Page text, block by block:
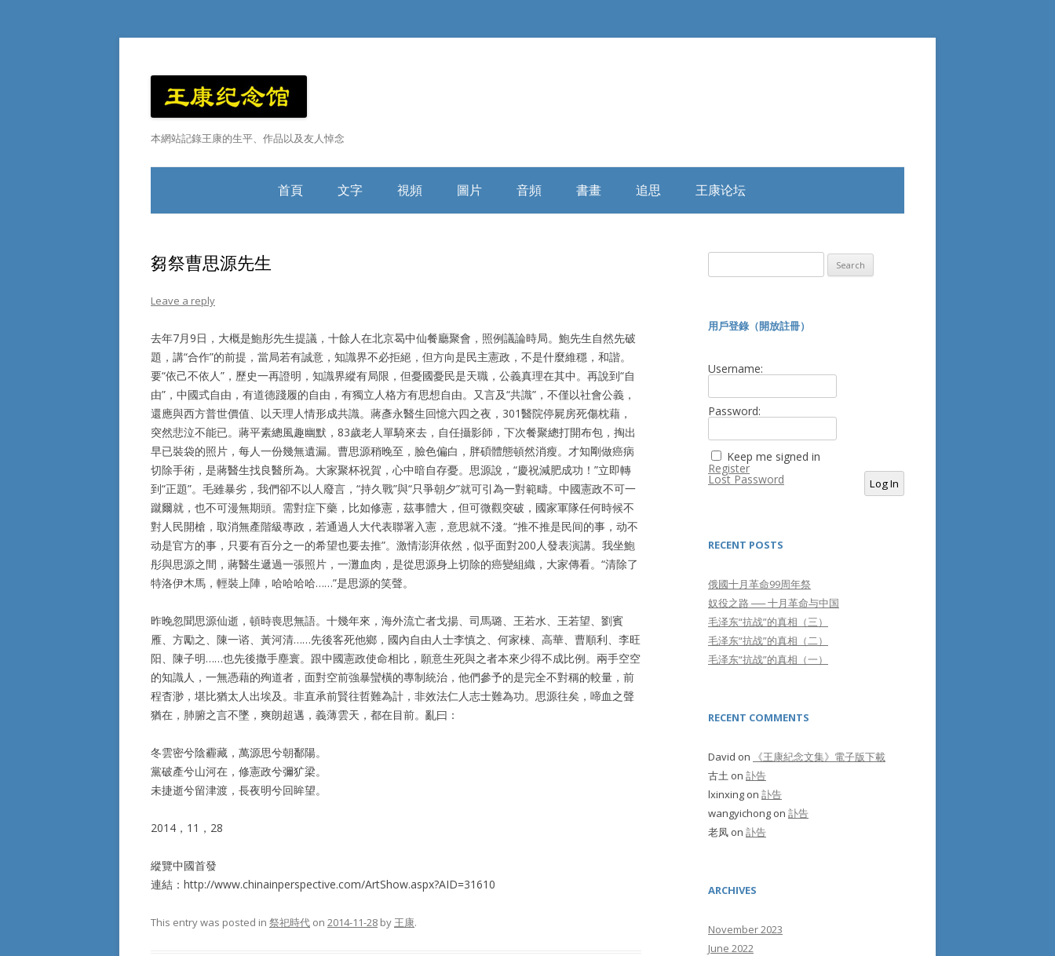
本網站記錄王康的生平、作品以及友人悼念
Skip
to
content
首頁 文字
縱論天下
書信往還
存亡繼絕
祭祀時代
歐洲思想
東西傳統
視頻 圖片
大學時期
八九六四
體制外時期
浩氣長流時期
流亡時期
重病時期
音頻 書畫
審判幽靈
書法作品
浩氣長流
百人圖
追思 王康论坛
芻祭曹思源先生
Leave a reply
去年7月9日，大概是鮑彤先生提議，十餘人在北京曷中仙餐廳聚會，照例議論時局。鮑先生自然先破
題，講“合作”的前提，當局若有誠意，知識界不必拒絕，但方向是民主憲政，不是什麼維穩，和諧。
要“依己不依人”，歷史一再證明，知識界縱有局限，但憂國憂民是天職，公義真理在其中。再說到“自
由”，中國式自由，有道德踐履的自由，有獨立人格方有思想自由。又言及“共識”，不僅以社會公義，
還應與西方普世價值、以天理人情形成共識。蔣彥永醫生回憶六四之夜，301醫院停屍房死傷枕藉，
突然悲泣不能已。蔣平素總風趣幽默，83歲老人單騎來去，自任攝影師，下次餐聚總打開布包，掏出
早已裝袋的照片，每人一份幾無遺漏。曹思源稍晚至，臉色偏白，胖碩體態頓然消瘦。才知剛做癌病
切除手術，是蔣醫生找良醫所為。大家聚杯祝賀，心中暗自存憂。思源說，“慶祝減肥成功！”立即轉
到“正題”。毛雖暴劣，我們卻不以人廢言，“持久戰”與“只爭朝夕”就可引為一對範疇。中國憲政不可一
蹴爾就，也不可漫無期頭。需對症下藥，比如修憲，茲事體大，但可微觀突破，國家軍隊任何時候不
對人民開槍，取消無產階級專政，若通過人大代表聯署入憲，意思就不淺。“推不推是民间的事，动不
动是官方的事，只要有百分之一的希望也要去推”。激情澎湃依然，似乎面對200人發表演講。我坐鮑
彤與思源之間，蔣醫生遞過一張照片，一灘血肉，是從思源身上切除的癌變組織，大家傳看。“清除了
特洛伊木馬，輕裝上陣，哈哈哈哈……”是思源的笑聲。
昨晚忽聞思源仙逝，頓時喪思無語。十幾年來，海外流亡者戈揚、司馬璐、王若水、王若望、劉賓
雁、方勵之、陳一谘、黃河清……先後客死他鄉，國內自由人士李慎之、何家棟、高華、曹順利、李旺
阳、陳子明……也先後撒手塵寰。跟中國憲政使命相比，願意生死與之者本來少得不成比例。兩手空空
的知識人，一無憑藉的殉道者，面對空前強暴蠻橫的專制統治，他們參予的是完全不對稱的較量，前
程杳渺，堪比猶太人出埃及。非直承前賢往哲難為計，非效法仁人志士難為功。思源往矣，啼血之聲
猶在，肺腑之言不墜，爽朗超邁，義薄雲天，都在目前。亂曰：
冬雲密兮陰霾藏，萬源思兮朝鄱陽。
黨破產兮山河在，修憲政兮彌犷梁。
未捷逝兮留津渡，長夜明兮回眸望。
2014，11，28
縱覽中國首發
連結：http://www.chinainperspective.com/ArtShow.aspx?AID=31610
This entry was posted in 祭祀時代 on 2014-11-28 by 王康.
for:
用戶登錄（開放註冊）
Username:
Password:
Keep me signed in
Log In
Register
Lost Password
RECENT POSTS
俄國十月革命99周年祭
奴役之路 ── 十月革命与中国
毛泽东“抗战”的真相（三）
毛泽东“抗战”的真相（二）
毛泽东“抗战”的真相（一）
RECENT COMMENTS
David on
《王康紀念文集》電子版下載
古土 on 訃告
lxinxing on 訃告
wangyichong on 訃告
老凤 on 訃告
ARCHIVES
November 2023
June 2022